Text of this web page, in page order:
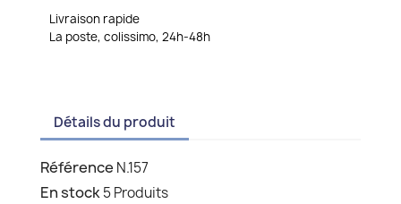
Livraison rapide
La poste, colissimo, 24h-48h
Détails du produit
Référence N.157
En stock5 Produits